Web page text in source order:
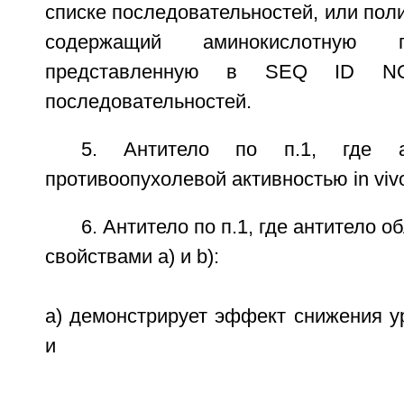
списке последовательностей, или
содержащий аминокислотную
представленную в SEQ ID
последовательностей.
5. Антитело по п.1, где
противоопухолевой активностью in
6. Антитело по п.1, где антитело
свойствами а) и b):
a) демонстрирует эффект снижения
и